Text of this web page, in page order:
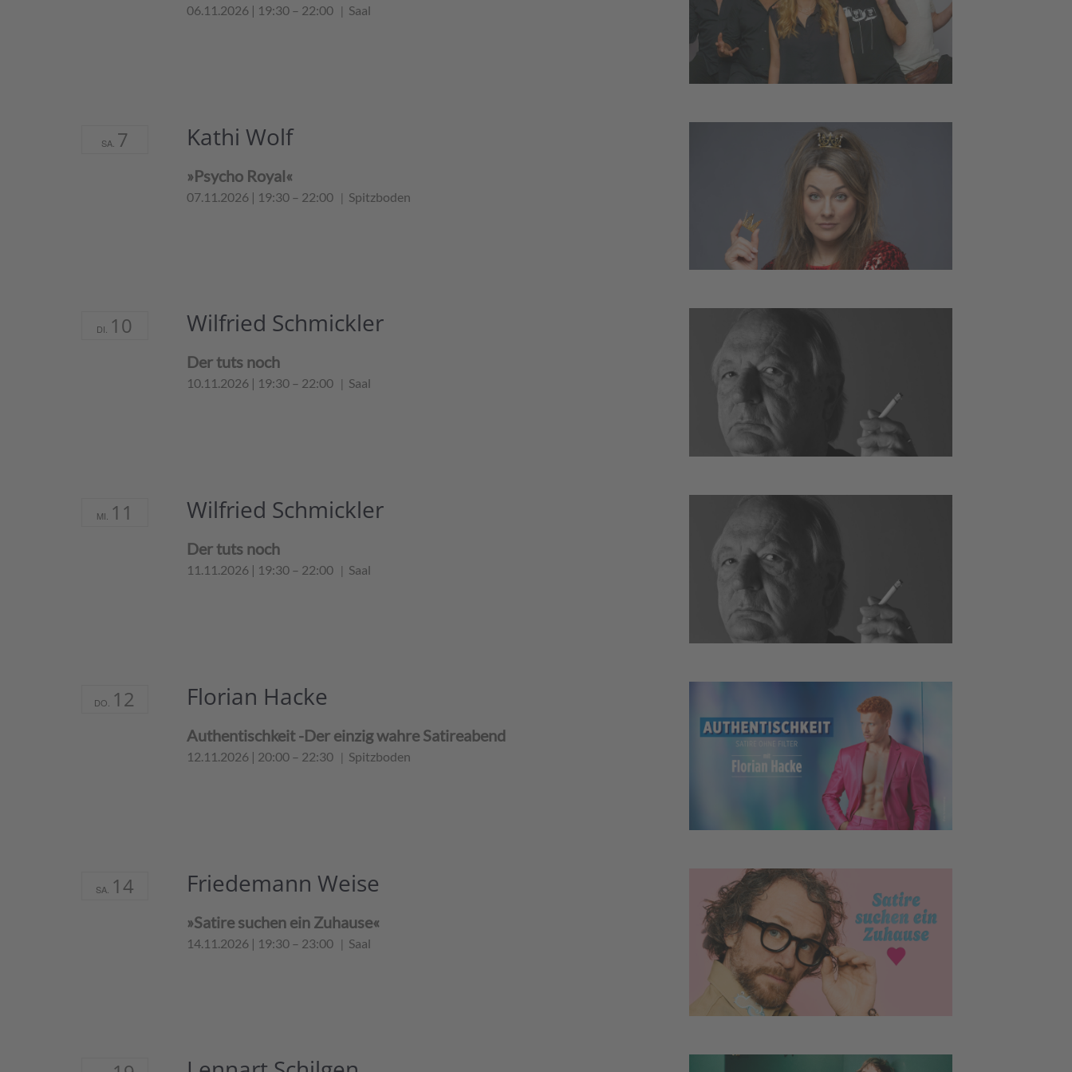
06.11.2026 | 19:30– 22:00 Saal
SA. 7 Kathi Wolf
»Psycho Royal«
07.11.2026 | 19:30– 22:00 Spitzboden
DI. 10 Wilfried Schmickler
Der tuts noch
10.11.2026 | 19:30– 22:00 Saal
MI. 11 Wilfried Schmickler
Der tuts noch
11.11.2026 | 19:30– 22:00 Saal
DO. 12 Florian Hacke
Authentischkeit -Der einzig wahre Satireabend
12.11.2026 | 20:00– 22:30 Spitzboden
SA. 14 Friedemann Weise
»Satire suchen ein Zuhause«
14.11.2026 | 19:30– 23:00 Saal